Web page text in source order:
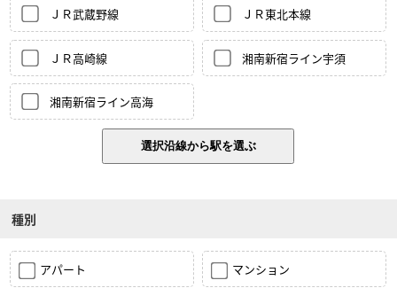
ＪＲ武蔵野線 ＪＲ東北本線
ＪＲ高崎線 湘南新宿ライン宇須
湘南新宿ライン高海
種別
アパート マンション